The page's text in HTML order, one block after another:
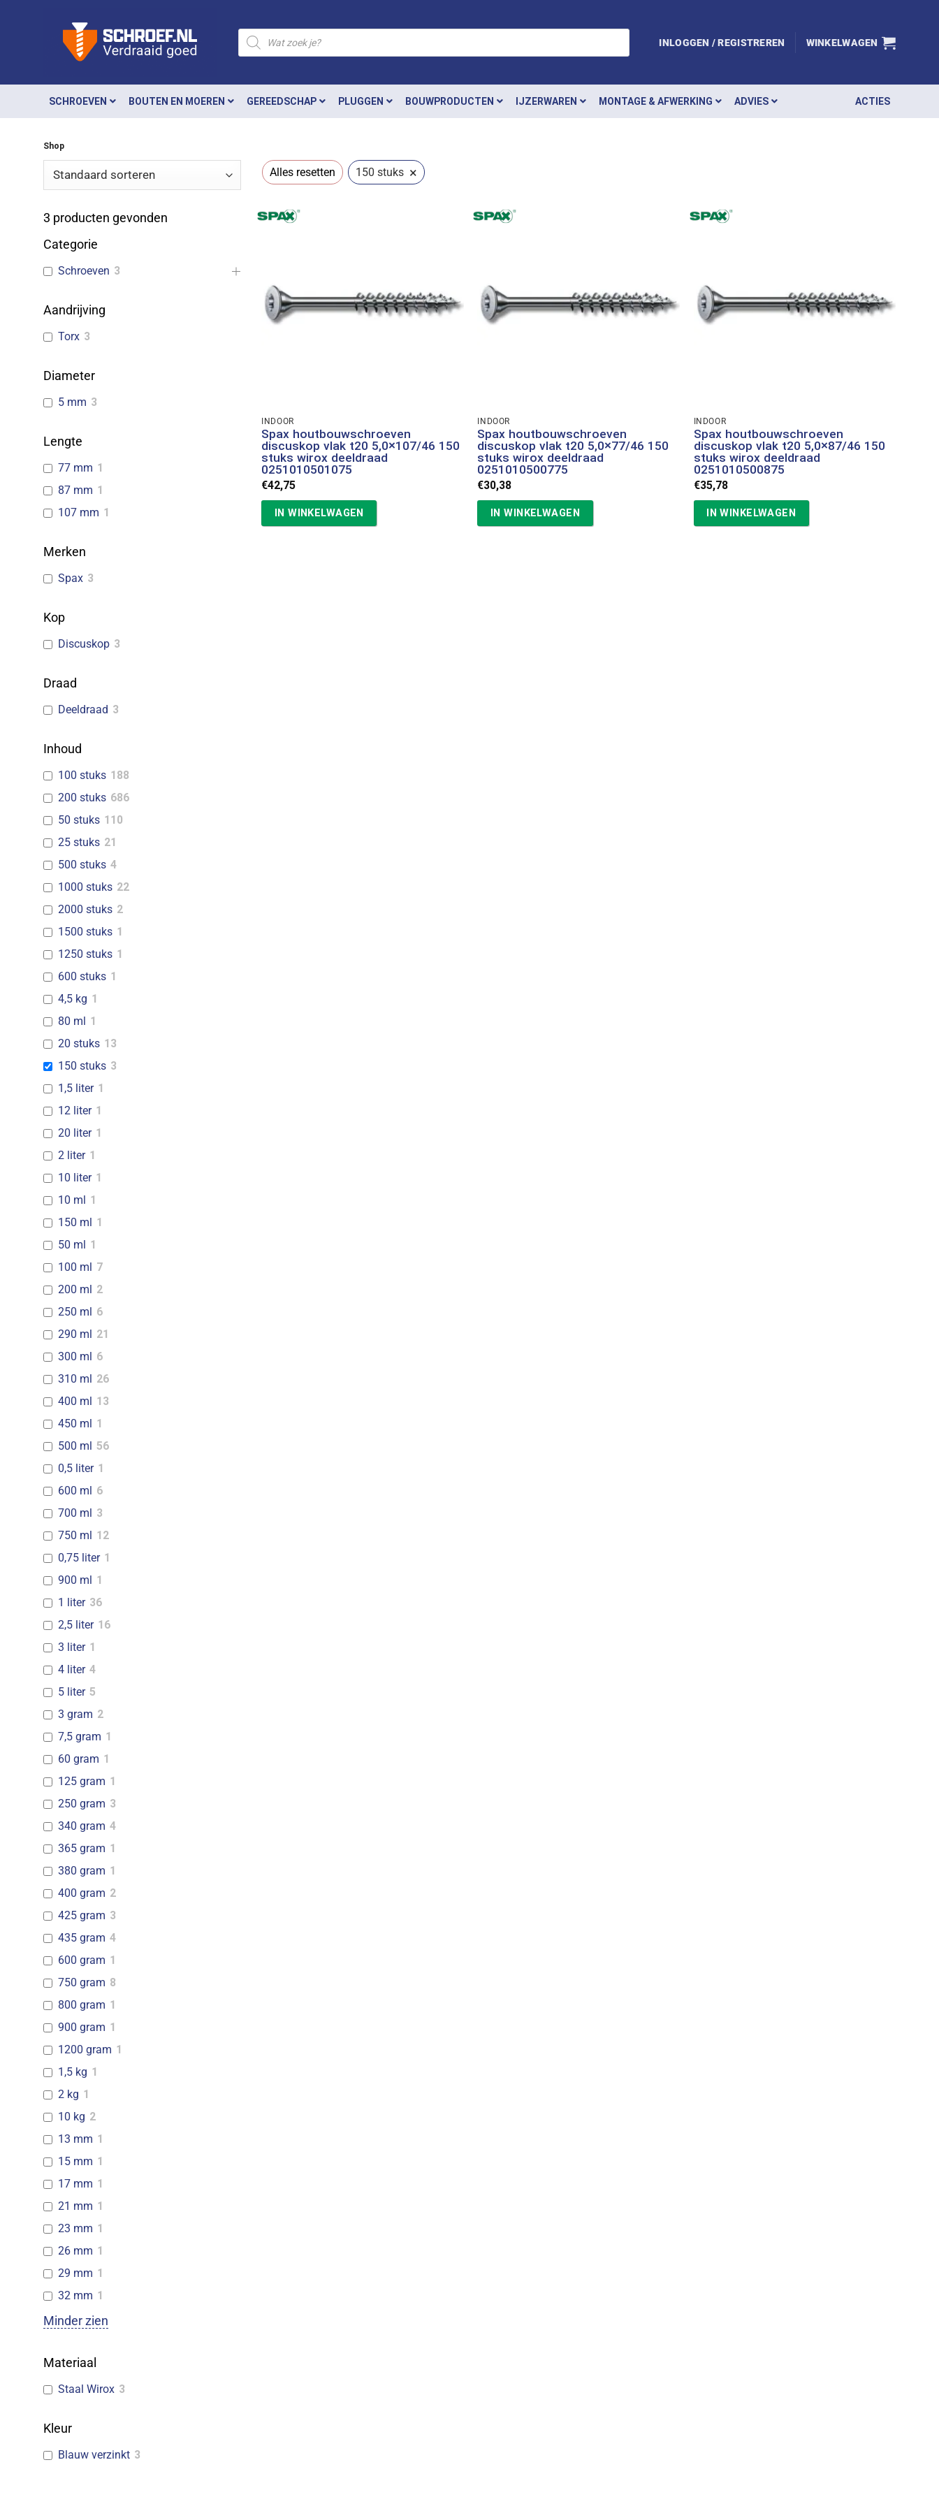
Producten
zoeken
INLOGGEN / REGISTREREN WINKELWAGEN
SCHROEVEN BOUTEN EN MOEREN GEREEDSCHAP PLUGGEN BOUWPRODUCTEN IJZERWAREN MONTAGE & AFWERKING ADVIES ACTIES
Shop
3 producten gevonden
Categorie
Schroeven 3
Aandrijving
Torx 3
Diameter
5 mm 3
Lengte
77 mm 1
87 mm 1
107 mm 1
Merken
Spax 3
Kop
Discuskop 3
Draad
Deeldraad 3
Inhoud
100 stuks 188
200 stuks 686
50 stuks 110
25 stuks 21
500 stuks 4
1000 stuks 22
2000 stuks 2
1500 stuks 1
1250 stuks 1
600 stuks 1
4,5 kg 1
80 ml
1
20 stuks 13
150 stuks 3
1,5 liter 1
12 liter 1
20 liter 1
2 liter 1
10 liter 1
10 ml
1
150 ml
1
50 ml
1
100 ml
7
200 ml
2
250 ml
6
290 ml
21
300 ml
6
310 ml
26
400 ml
13
450 ml
1
500 ml 56
0,5 liter 1
600 ml
6
700 ml
3
750 ml
12
0,75 liter 1
900 ml
1
1 liter 36
2,5 liter 16
3 liter 1
4 liter 4
5 liter 5
3 gram 2
7,5 gram 1
60 gram 1
125 gram 1
250 gram 3
340 gram 4
365 gram 1
380 gram 1
400 gram 2
425 gram 3
435 gram 4
600 gram 1
750 gram 8
800 gram 1
900 gram 1
1200 gram 1
1,5 kg 1
2 kg 1
10 kg 2
13 mm 1
15 mm 1
17 mm 1
21 mm 1
23 mm 1
26 mm 1
29 mm 1
32 mm 1
Minder zien
Materiaal
Staal Wirox 3
Kleur
Blauw verzinkt 3
Alles resetten 150 stuks ×
INDOOR
Spax houtbouwschroeven
discuskop vlak t20 5,0×107/46 150
stuks wirox deeldraad
0251010501075
€42,75
IN WINKELWAGEN
INDOOR
Spax houtbouwschroeven
discuskop vlak t20 5,0×77/46 150
stuks wirox deeldraad
0251010500775
€30,38
IN WINKELWAGEN
INDOOR
Spax houtbouwschroeven
discuskop vlak t20 5,0×87/46 150
stuks wirox deeldraad
0251010500875
€35,78
IN WINKELWAGEN